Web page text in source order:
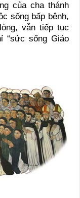
của cha thánh
sống bấp bênh,
vẫn tiếp tục
“sức sống Giáo